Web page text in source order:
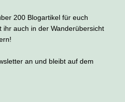
200 Blogartikel für euch
ihr auch in der Wanderübersicht
an und bleibt auf dem